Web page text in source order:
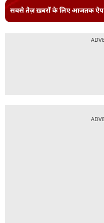
सबसे तेज़ ख़बरों के लिए आजतक ऐप